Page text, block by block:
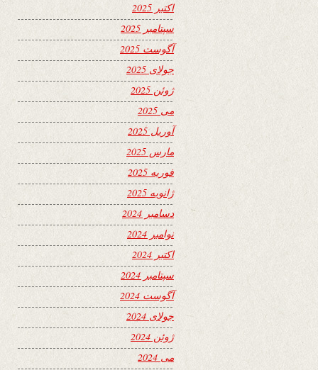
اکتبر 2025
سپتامبر 2025
آگوست 2025
جولای 2025
ژوئن 2025
می 2025
آوریل 2025
مارس 2025
فوریه 2025
ژانویه 2025
دسامبر 2024
نوامبر 2024
اکتبر 2024
سپتامبر 2024
آگوست 2024
جولای 2024
ژوئن 2024
می 2024